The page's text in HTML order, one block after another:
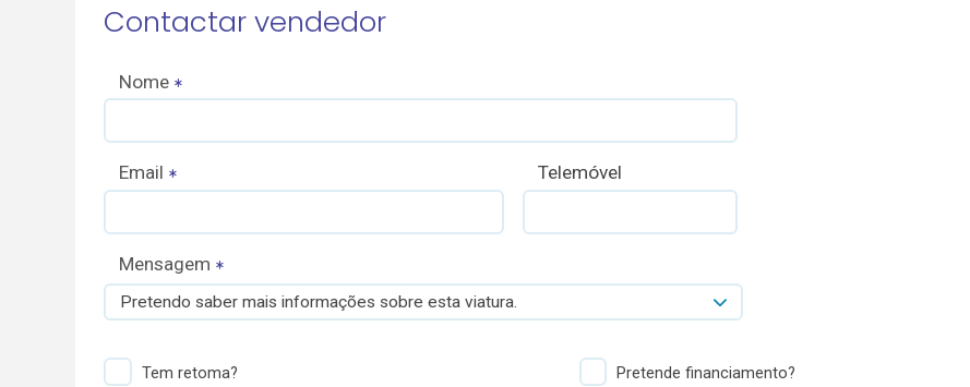
Contactar vendedor
Nome
Email Telemóvel
Mensagem
Pretendo saber mais informações sobre esta viatura.
Tem retoma? Pretende financiamento?